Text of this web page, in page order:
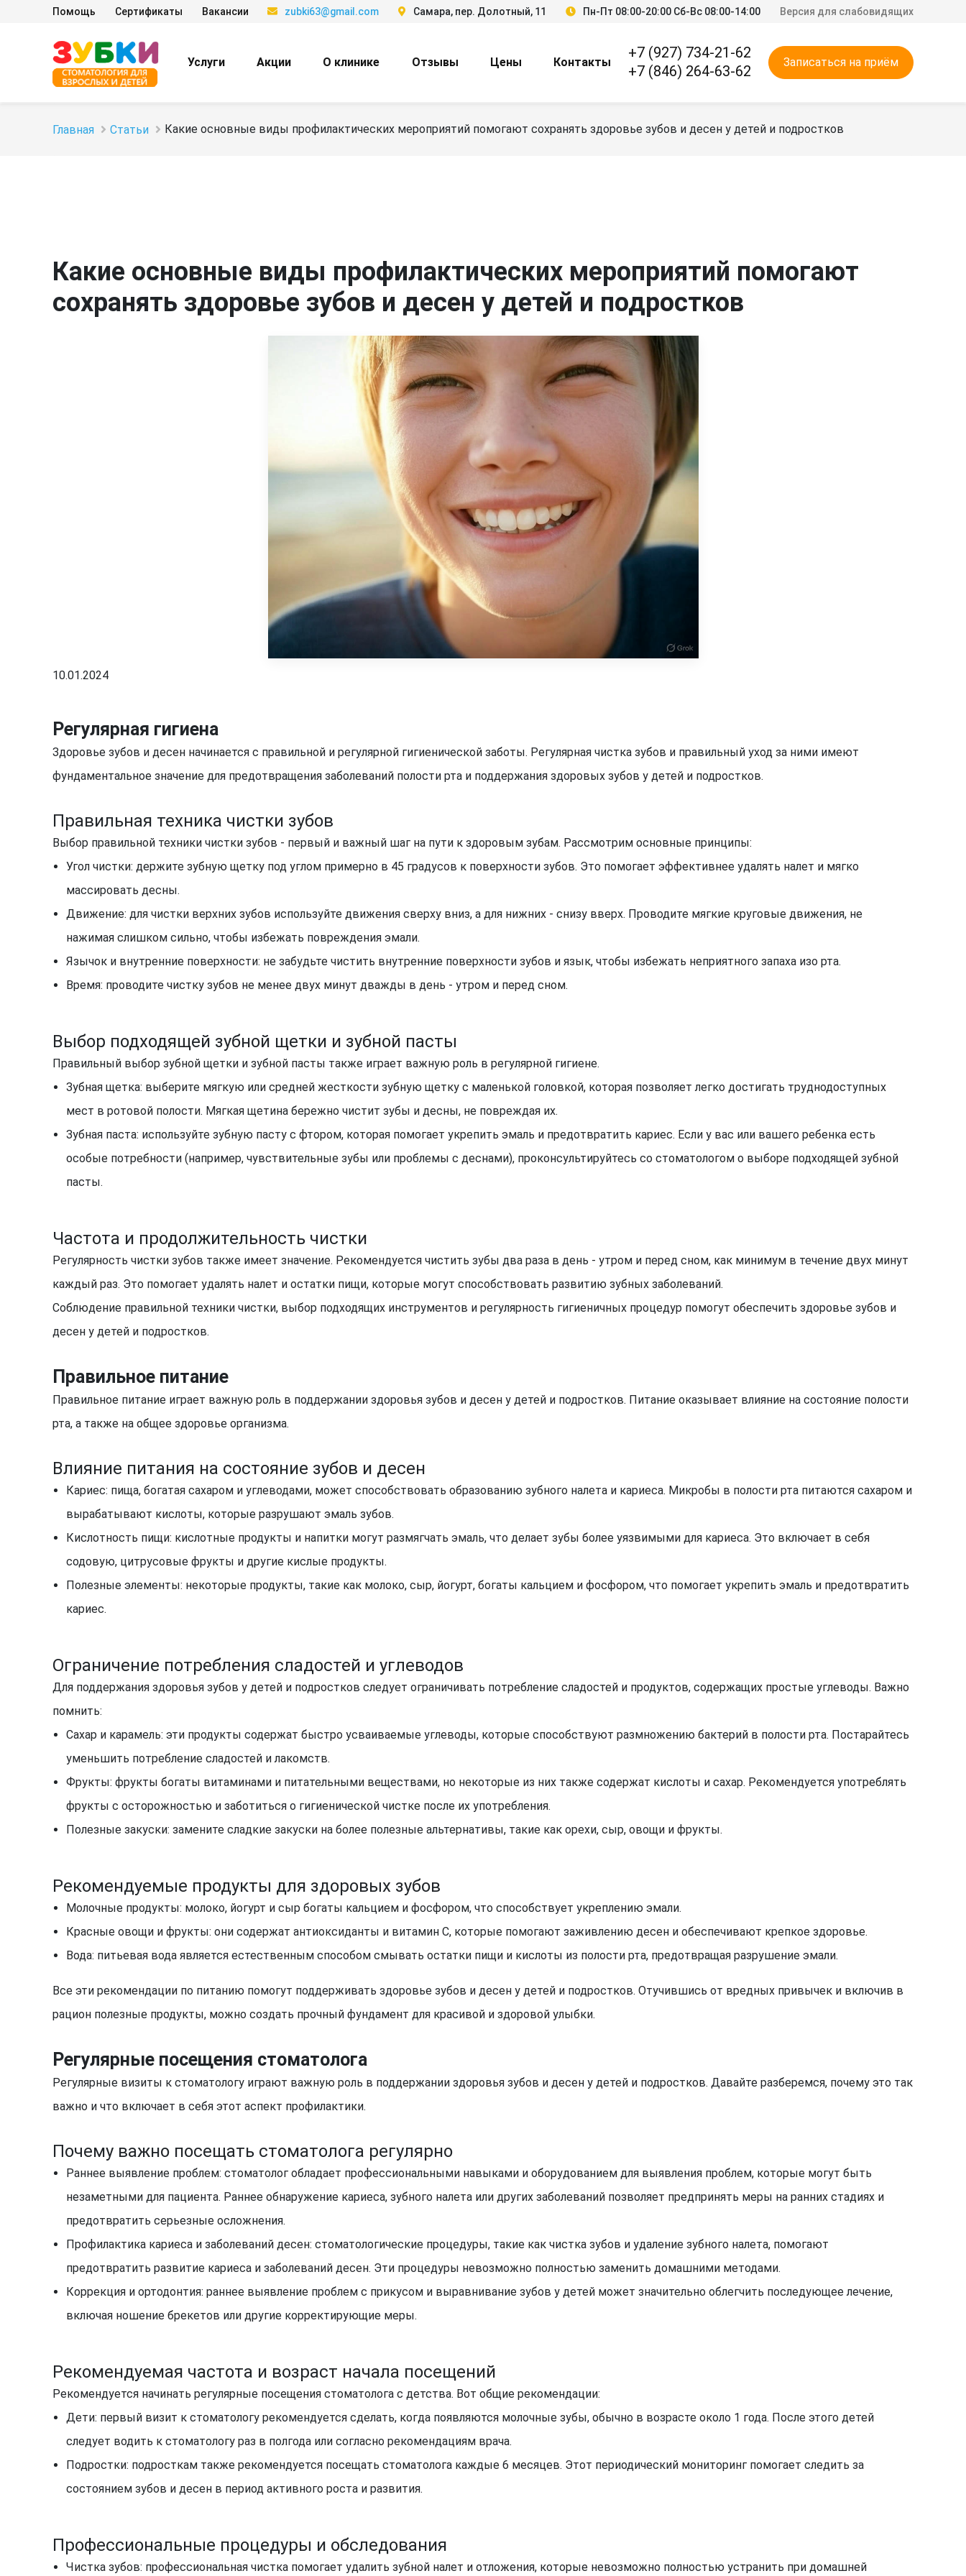
Услуги Акции О клинике Отзывы Цены Контакты
+7 (927) 734-21-62
+7 (846) 264-63-62
Записаться на приём
Помощь Сертификаты Вакансии zubki63@gmail.com Самара, пер. Долотный, 11 Пн-Пт 08:00-20:00 Сб-Вс 08:00-14:00 Версия для слабовидящих
Главная Статьи Какие основные виды профилактических мероприятий помогают сохранять здоровье зубов и десен у детей и подростков
Какие основные виды профилактических мероприятий помогают
сохранять здоровье зубов и десен у детей и подростков
10.01.2024
Регулярная гигиена
Здоровье зубов и десен начинается с правильной и регулярной гигиенической заботы. Регулярная чистка зубов и правильный уход за ними имеют
фундаментальное значение для предотвращения заболеваний полости рта и поддержания здоровых зубов у детей и подростков.
Правильная техника чистки зубов
Выбор правильной техники чистки зубов - первый и важный шаг на пути к здоровым зубам. Рассмотрим основные принципы:
Угол чистки: держите зубную щетку под углом примерно в 45 градусов к поверхности зубов. Это помогает эффективнее удалять налет и мягко
массировать десны.
Движение: для чистки верхних зубов используйте движения сверху вниз, а для нижних - снизу вверх. Проводите мягкие круговые движения, не
нажимая слишком сильно, чтобы избежать повреждения эмали.
Язычок и внутренние поверхности: не забудьте чистить внутренние поверхности зубов и язык, чтобы избежать неприятного запаха изо рта.
Время: проводите чистку зубов не менее двух минут дважды в день - утром и перед сном.
Выбор подходящей зубной щетки и зубной пасты
Правильный выбор зубной щетки и зубной пасты также играет важную роль в регулярной гигиене.
Зубная щетка: выберите мягкую или средней жесткости зубную щетку с маленькой головкой, которая позволяет легко достигать труднодоступных
мест в ротовой полости. Мягкая щетина бережно чистит зубы и десны, не повреждая их.
Зубная паста: используйте зубную пасту с фтором, которая помогает укрепить эмаль и предотвратить кариес. Если у вас или вашего ребенка есть
особые потребности (например, чувствительные зубы или проблемы с деснами), проконсультируйтесь со стоматологом о выборе подходящей зубной
пасты.
Частота и продолжительность чистки
Регулярность чистки зубов также имеет значение. Рекомендуется чистить зубы два раза в день - утром и перед сном, как минимум в течение двух минут
каждый раз. Это помогает удалять налет и остатки пищи, которые могут способствовать развитию зубных заболеваний.
Соблюдение правильной техники чистки, выбор подходящих инструментов и регулярность гигиеничных процедур помогут обеспечить здоровье зубов и
десен у детей и подростков.
Правильное питание
Правильное питание играет важную роль в поддержании здоровья зубов и десен у детей и подростков. Питание оказывает влияние на состояние полости
рта, а также на общее здоровье организма.
Влияние питания на состояние зубов и десен
Кариес: пища, богатая сахаром и углеводами, может способствовать образованию зубного налета и кариеса. Микробы в полости рта питаются сахаром и
вырабатывают кислоты, которые разрушают эмаль зубов.
Кислотность пищи: кислотные продукты и напитки могут размягчать эмаль, что делает зубы более уязвимыми для кариеса. Это включает в себя
содовую, цитрусовые фрукты и другие кислые продукты.
Полезные элементы: некоторые продукты, такие как молоко, сыр, йогурт, богаты кальцием и фосфором, что помогает укрепить эмаль и предотвратить
кариес.
Ограничение потребления сладостей и углеводов
Для поддержания здоровья зубов у детей и подростков следует ограничивать потребление сладостей и продуктов, содержащих простые углеводы. Важно
помнить:
Сахар и карамель: эти продукты содержат быстро усваиваемые углеводы, которые способствуют размножению бактерий в полости рта. Постарайтесь
уменьшить потребление сладостей и лакомств.
Фрукты: фрукты богаты витаминами и питательными веществами, но некоторые из них также содержат кислоты и сахар. Рекомендуется употреблять
фрукты с осторожностью и заботиться о гигиенической чистке после их употребления.
Полезные закуски: замените сладкие закуски на более полезные альтернативы, такие как орехи, сыр, овощи и фрукты.
Рекомендуемые продукты для здоровых зубов
Молочные продукты: молоко, йогурт и сыр богаты кальцием и фосфором, что способствует укреплению эмали.
Красные овощи и фрукты: они содержат антиоксиданты и витамин C, которые помогают заживлению десен и обеспечивают крепкое здоровье.
Вода: питьевая вода является естественным способом смывать остатки пищи и кислоты из полости рта, предотвращая разрушение эмали.
Все эти рекомендации по питанию помогут поддерживать здоровье зубов и десен у детей и подростков. Отучившись от вредных привычек и включив в
рацион полезные продукты, можно создать прочный фундамент для красивой и здоровой улыбки.
Регулярные посещения стоматолога
Регулярные визиты к стоматологу играют важную роль в поддержании здоровья зубов и десен у детей и подростков. Давайте разберемся, почему это так
важно и что включает в себя этот аспект профилактики.
Почему важно посещать стоматолога регулярно
Раннее выявление проблем: стоматолог обладает профессиональными навыками и оборудованием для выявления проблем, которые могут быть
незаметными для пациента. Раннее обнаружение кариеса, зубного налета или других заболеваний позволяет предпринять меры на ранних стадиях и
предотвратить серьезные осложнения.
Профилактика кариеса и заболеваний десен: стоматологические процедуры, такие как чистка зубов и удаление зубного налета, помогают
предотвратить развитие кариеса и заболеваний десен. Эти процедуры невозможно полностью заменить домашними методами.
Коррекция и ортодонтия: раннее выявление проблем с прикусом и выравнивание зубов у детей может значительно облегчить последующее лечение,
включая ношение брекетов или другие корректирующие меры.
Рекомендуемая частота и возраст начала посещений
Рекомендуется начинать регулярные посещения стоматолога с детства. Вот общие рекомендации:
Дети: первый визит к стоматологу рекомендуется сделать, когда появляются молочные зубы, обычно в возрасте около 1 года. После этого детей
следует водить к стоматологу раз в полгода или согласно рекомендациям врача.
Подростки: подросткам также рекомендуется посещать стоматолога каждые 6 месяцев. Этот периодический мониторинг помогает следить за
состоянием зубов и десен в период активного роста и развития.
Профессиональные процедуры и обследования
Чистка зубов: профессиональная чистка помогает удалить зубной налет и отложения, которые невозможно полностью устранить при домашней